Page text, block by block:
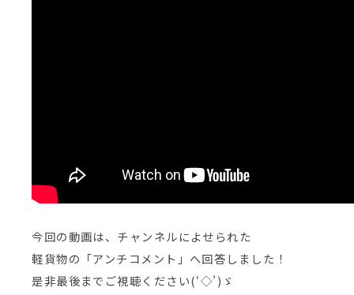
今回の動画は、チャンネルによせられた
軽貨物の「アンチコメント」へ回答しました！
是非最後までご視聴ください(‘◇’)ゞ